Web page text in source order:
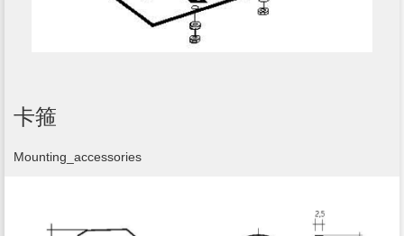
卡箍
Mounting_accessories